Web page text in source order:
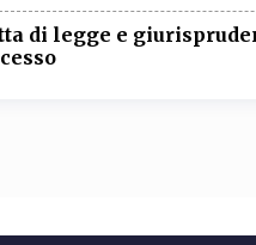
di legge e